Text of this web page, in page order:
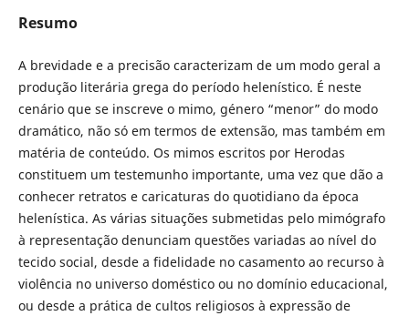
Resumo
A brevidade e a precisão caracterizam de um modo geral a
produção literária grega do período helenístico. É neste
cenário que se inscreve o mimo, género “menor” do modo
dramático, não só em termos de extensão, mas também em
matéria de conteúdo. Os mimos escritos por Herodas
constituem um testemunho importante, uma vez que dão a
conhecer retratos e caricaturas do quotidiano da época
helenística. As várias situações submetidas pelo mimógrafo
à representação denunciam questões variadas ao nível do
tecido social, desde a fidelidade no casamento ao recurso à
violência no universo doméstico ou no domínio educacional,
ou desde a prática de cultos religiosos à expressão de